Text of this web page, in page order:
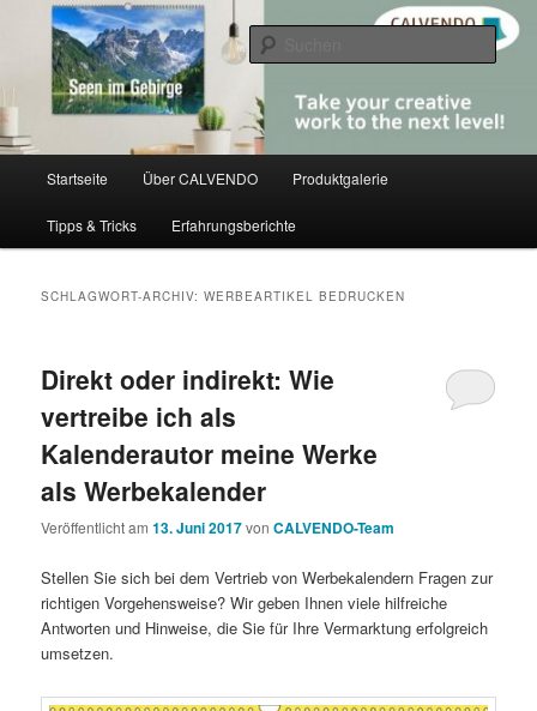
primären
springen
sekundären
springenCALVENDO
share creativity
Startseite Über CALVENDO Produktgalerie
Tipps & Tricks Erfahrungsberichte
SCHLAGWORT-ARCHIV:WERBEARTIKEL BEDRUCKEN
Direkt oder indirekt: Wie
vertreibe ich als
Kalenderautor meine Werke
als Werbekalender
Veröffentlicht am13. Juni 2017vonCALVENDO-Team
Stellen Sie sich bei dem Vertrieb von Werbekalendern Fragen zur
richtigen Vorgehensweise? Wir geben Ihnen viele hilfreiche
Antworten und Hinweise, die Sie für Ihre Vermarktung erfolgreich
umsetzen.